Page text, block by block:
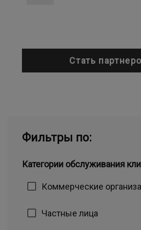
Стать
Фильтры по:
Категории обслуживания
Коммерческие
Частные лица